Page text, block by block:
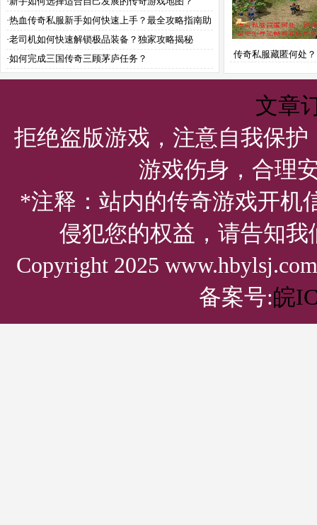
·热血传奇私服新手如何快速上手？最全攻略指南助
你称霸玛法大陆
·老司机如何快速解锁极品装备？独家攻略揭秘
·如何完成三国传奇三顾茅庐任务？
传奇私服藏匿何处
家带你寻觅畅爽武
文章
拒绝盗版游戏，注意自我保
游戏伤身，合理
*注释：站内的传奇游戏开机
侵犯您的权益，请告知
Copyright 2025
备案号:皖